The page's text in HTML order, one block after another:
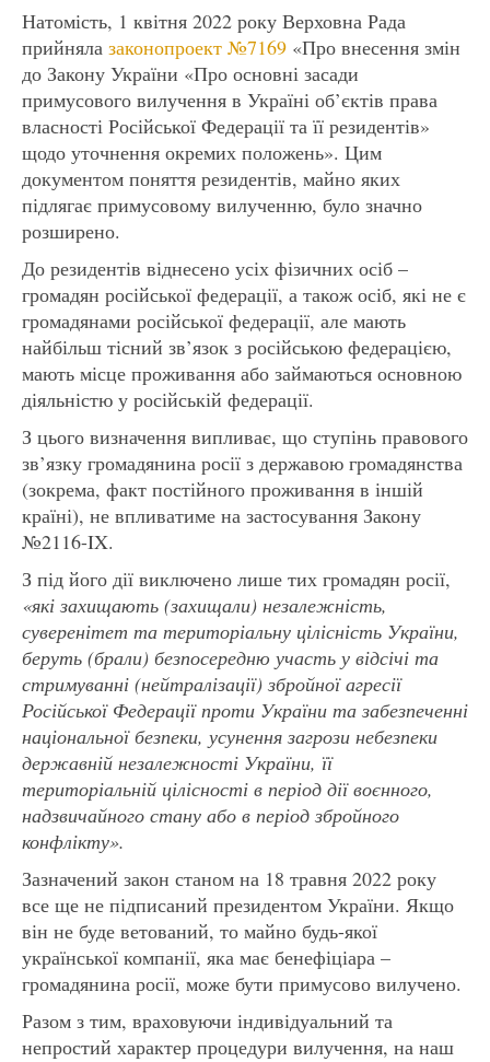
Натомість, 1 квітня 2022 року Верховна Рада
прийняла законопроект №7169 «Про внесення змін
до Закону України «Про основні засади
примусового вилучення в Україні об’єктів права
власності Російської Федерації та її резидентів»
щодо уточнення окремих положень». Цим
документом поняття резидентів, майно яких
підлягає примусовому вилученню, було значно
розширено.
До резидентів віднесено усіх фізичних осіб –
громадян російської федерації, а також осіб, які не є
громадянами російської федерації, але мають
найбільш тісний зв’язок з російською федерацією,
мають місце проживання або займаються основною
діяльністю у російській федерації.
З цього визначення випливає, що ступінь правового
зв’язку громадянина росії з державою громадянства
(зокрема, факт постійного проживання в іншій
країні), не впливатиме на застосування Закону
№2116-IX.
З під його дії виключено лише тих громадян росії,
«які захищають (захищали) незалежність,
суверенітет та територіальну цілісність України,
беруть (брали) безпосередню участь у відсічі та
стримуванні (нейтралізації) збройної агресії
Російської Федерації проти України та забезпеченні
національної безпеки, усунення загрози небезпеки
державній незалежності України, її
територіальній цілісності в період дії воєнного,
надзвичайного стану або в період збройного
конфлікту».
Зазначений закон станом на 18 травня 2022 року
все ще не підписаний президентом України. Якщо
він не буде ветований, то майно будь-якої
української компанії, яка має бенефіціара –
громадянина росії, може бути примусово вилучено.
Разом з тим, враховуючи індивідуальний та
непростий характер процедури вилучення, на наш